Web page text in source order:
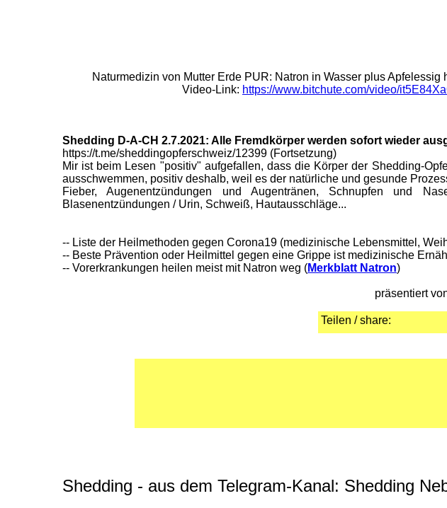
Naturmedizin von Mutter Erde PUR: Natron in Wasser plus
Video-Link: https://www.bitchute.com/video/
Shedding D-A-CH 2.7.2021: Alle Fremdkörper werden sofort wieder
https://t.me/sheddingopferschweiz/12399 (Fortsetzung)
Mir ist beim Lesen "positiv" aufgefallen, dass die Körper der Shedding-
ausschwemmen, positiv deshalb, weil es der natürliche und gesunde
Fieber, Augenentzündungen und Augentränen, Schnupfen und
Blasenentzündungen / Urin, Schweiß, Hautausschläge...
-- Liste der Heilmethoden gegen Corona19 (medizinische Lebensmittel,
-- Beste Prävention oder Heilmittel gegen eine Grippe ist medizinische
-- Vorerkrankungen heilen meist mit Natron weg (Merkblatt Natron)
präsentiert
Teilen / share:
Shedding - aus dem Telegram-Kanal: Shedding